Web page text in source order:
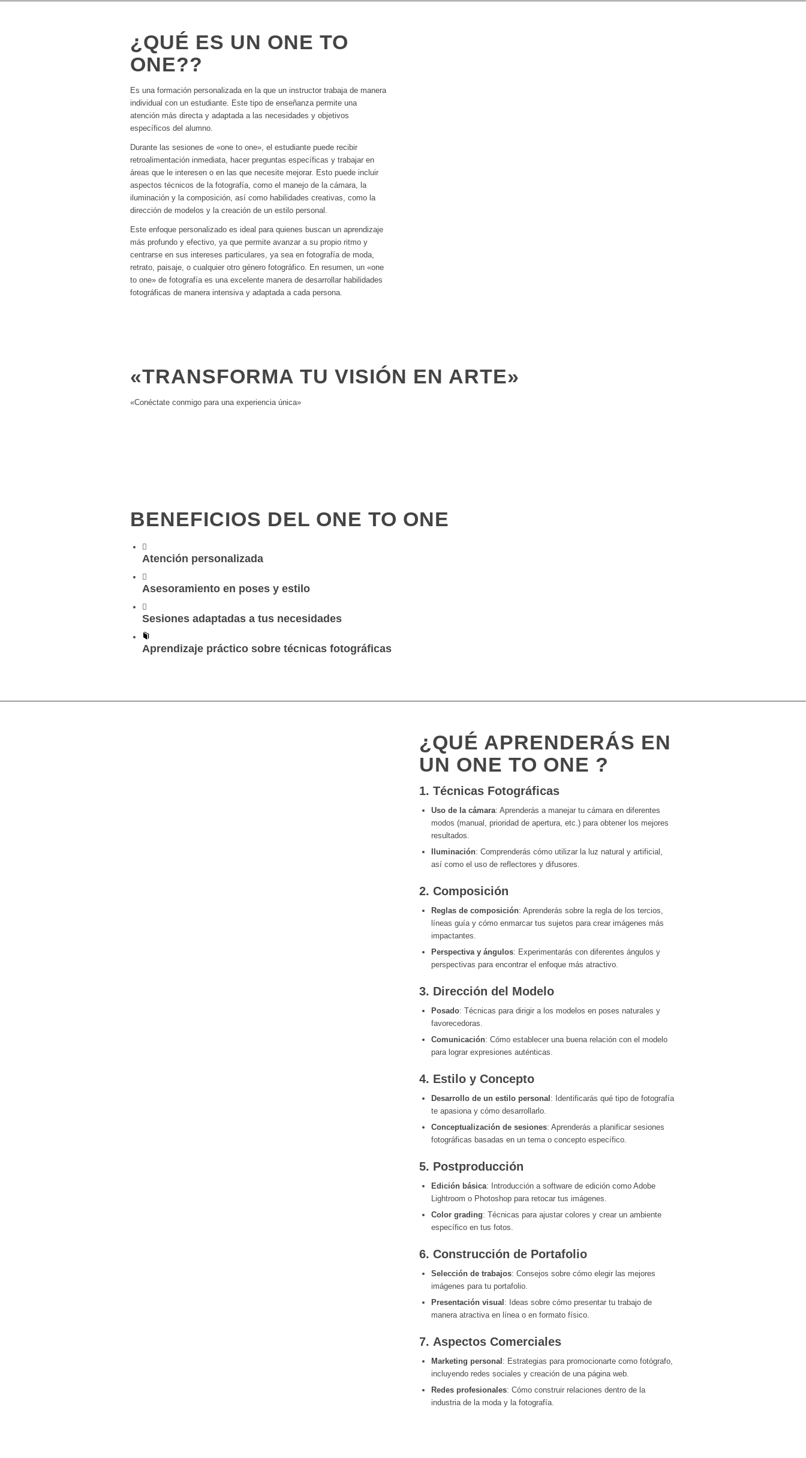
¿QUÉ ES UN ONE TO
ONE??
Es una formación personalizada en la que un instructor trabaja de manera
individual con un estudiante. Este tipo de enseñanza permite una
atención más directa y adaptada a las necesidades y objetivos
específicos del alumno.
Durante las sesiones de «one to one», el estudiante puede recibir
retroalimentación inmediata, hacer preguntas específicas y trabajar en
áreas que le interesen o en las que necesite mejorar. Esto puede incluir
aspectos técnicos de la fotografía, como el manejo de la cámara, la
iluminación y la composición, así como habilidades creativas, como la
dirección de modelos y la creación de un estilo personal.
Este enfoque personalizado es ideal para quienes buscan un aprendizaje
más profundo y efectivo, ya que permite avanzar a su propio ritmo y
centrarse en sus intereses particulares, ya sea en fotografía de moda,
retrato, paisaje, o cualquier otro género fotográfico. En resumen, un «one
to one» de fotografía es una excelente manera de desarrollar habilidades
fotográficas de manera intensiva y adaptada a cada persona.
«TRANSFORMA TU VISIÓN EN ARTE»
«Conéctate conmigo para una experiencia única»
BENEFICIOS DEL ONE TO ONE
Atención personalizada
Asesoramiento en poses y estilo
Sesiones adaptadas a tus necesidades
Aprendizaje práctico sobre técnicas fotográficas
¿QUÉ APRENDERÁS EN
UN ONE TO ONE ?
1.Técnicas Fotográficas
Uso de la cámara: Aprenderás a manejar tu cámara en diferentes
modos (manual, prioridad de apertura, etc.) para obtener los mejores
resultados.
Iluminación: Comprenderás cómo utilizar la luz natural y artificial,
así como el uso de reflectores y difusores.
2.Composición
Reglas de composición: Aprenderás sobre la regla de los tercios,
líneas guía y cómo enmarcar tus sujetos para crear imágenes más
impactantes.
Perspectiva y ángulos: Experimentarás con diferentes ángulos y
perspectivas para encontrar el enfoque más atractivo.
3. Dirección del Modelo
Posado: Técnicas para dirigir a los modelos en poses naturales y
favorecedoras.
Comunicación: Cómo establecer una buena relación con el modelo
para lograr expresiones auténticas.
4. Estilo y Concepto
Desarrollo de un estilo personal : Identificarás qué tipo de fotografía
te apasiona y cómo desarrollarlo.
Conceptualización de sesiones: Aprenderás a planificar sesiones
fotográficas basadas en un tema o concepto específico.
5. Postproducción
Edición básica: Introducción a software de edición como Adobe
Lightroom o Photoshop para retocar tus imágenes.
Color grading: Técnicas para ajustar colores y crear un ambiente
específico en tus fotos.
6.Construcción de Portafolio
Selección de trabajos: Consejos sobre cómo elegir las mejores
imágenes para tu portafolio.
Presentación visual : Ideas sobre cómo presentar tu trabajo de
manera atractiva en línea o en formato físico.
7. Aspectos Comerciales
Marketing personal : Estrategias para promocionarte como fotógrafo,
incluyendo redes sociales y creación de una página web.
Redes profesionales: Cómo construir relaciones dentro de la
industria de la moda y la fotografía.